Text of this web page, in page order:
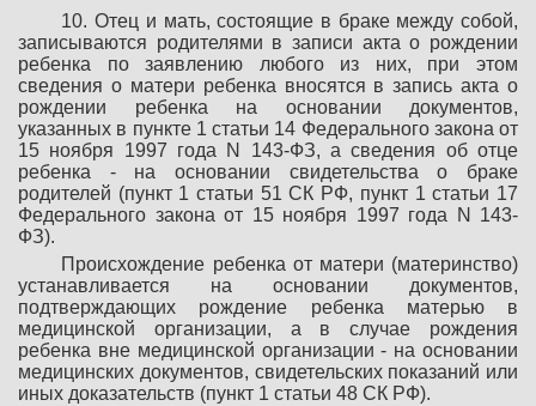
10. Отец и мать, состоящие в браке между собой,
записываются родителями в записи акта о рождении
ребенка по заявлению любого из них, при этом
сведения о матери ребенка вносятся в запись акта о
рождении ребенка на основании документов,
указанных в пункте 1 статьи 14 Федерального закона от
15 ноября 1997 года N 143-ФЗ, а сведения об отце
ребенка - на основании свидетельства о браке
родителей (пункт 1 статьи 51 СК РФ, пункт 1 статьи 17
Федерального закона от 15 ноября 1997 года N 143-
ФЗ).
Происхождение ребенка от матери (материнство)
устанавливается на основании документов,
подтверждающих рождение ребенка матерью в
медицинской организации, а в случае рождения
ребенка вне медицинской организации - на основании
медицинских документов, свидетельских показаний или
иных доказательств (пункт 1 статьи 48 СК РФ).